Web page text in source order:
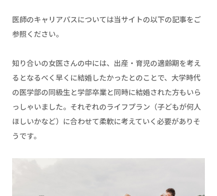
医師のキャリアパスについては当サイトの以下の記事をご
参照ください。
知り合いの女医さんの中には、出産・育児の適齢期を考え
るとなるべく早くに結婚したかったとのことで、大学時代
の医学部の同級生と学部卒業と同時に結婚された方もいら
っしゃいました。それぞれのライフプラン（子どもが何人
ほしいかなど）に合わせて柔軟に考えていく必要がありそ
うです。